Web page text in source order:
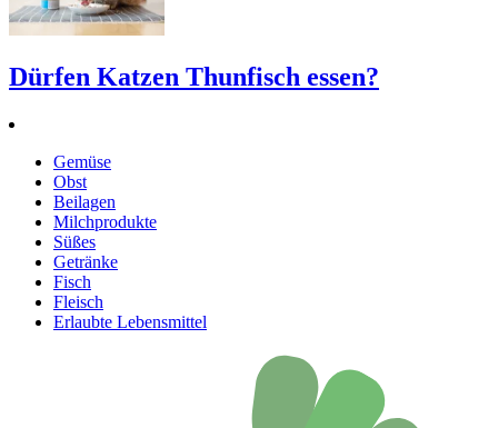
Dürfen Katzen Thunfisch essen?
Gemüse
Obst
Beilagen
Milchprodukte
Süßes
Getränke
Fisch
Fleisch
Erlaubte Lebensmittel